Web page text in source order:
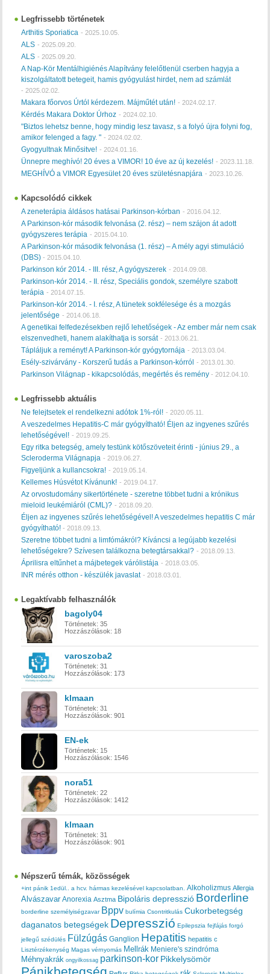
Legfrissebb történetek
Arthitis Sporiatica - 2025.10.05.
ALS - 2025.09.20.
ALS - 2025.09.20.
A Nap-Kör Mentálhigiénés Alapítvány felelőtlenül cserben hagyja a
kiszolgáltatott betegeit, hamis gyógyulást hirdet, nem ad számlát
- 2025.02.02.
Makara főorvos Úrtól kérdezem. Májműtét után! - 2024.02.17.
Kérdés Makara Doktor Úrhoz - 2024.02.10.
"Biztos lehetsz benne, hogy mindig lesz tavasz, s a folyó újra folyni fog,
amikor felenged a fagy. " - 2024.02.02.
Gyogyultnak Minősitve! - 2024.01.16.
Ünnepre meghívó! 20 éves a VIMOR! 10 éve az új kezelés! - 2023.11.18.
MEGHÍVÓ a VIMOR Egyesület 20 éves születésnapjára - 2023.10.26.
Kapcsolódó cikkek
A zeneterápia áldásos hatásai Parkinson-kórban - 2016.04.12.
A Parkinson-kór második felvonása (2. rész) – nem szájon át adott
gyógyszeres terápia - 2015.04.10.
A Parkinson-kór második felvonása (1. rész) – A mély agyi stimuláció
(DBS)- 2015.04.10.
Parkinson kór 2014. - III. rész, A gyógyszerek - 2014.09.08.
Parkinson-kór 2014. - II. rész, Speciális gondok, személyre szabott
terápia - 2014.07.15.
Parkinson-kór 2014. - I. rész, A tünetek sokfélesége és a mozgás
jelentősége - 2014.06.18.
A genetikai felfedezésekben rejlő lehetőségek - Az ember már nem csak
elszenvedheti, hanem alakíthatja is sorsát - 2013.06.21.
Tápláljuk a reményt! A Parkinson-kór gyógytornája - 2013.03.04.
Esély-szivárvány - Korszerű tudás a Parkinson-kórról - 2013.01.30.
Parkinson Világnap - kikapcsolódás, megértés és remény- 2012.04.10.
Legfrissebb aktuális
Ne felejtsetek el rendelkezni adótok 1%-ról! - 2020.05.11.
A veszedelmes Hepatitis-C már gyógyítható! Éljen az ingyenes szűrés
lehetőségével! - 2019.09.25.
Egy ritka betegség, amely testünk kötőszöveteit érinti - június 29., a
Scleroderma Világnapja - 2019.06.27.
Figyeljünk a kullancsokra! - 2019.05.14.
Kellemes Húsvétot Kívánunk! - 2019.04.17.
Az orvostudomány sikertörténete - szeretne többet tudni a krónikus
mieloid leukémiáról (CML)? - 2018.09.20.
Éljen az ingyenes szűrés lehetőségével! A veszedelmes hepatitis C már
gyógyítható!- 2018.09.13.
Szeretne többet tudni a limfómákról? Kíváncsi a legújabb kezelési
lehetőségekre? Szívesen találkozna betegtársakkal? - 2018.09.13.
Áprilisra eltűnhet a májbetegek várólistája - 2018.03.05.
INR mérés otthon - készülék javaslat - 2018.03.01.
Legaktívabb felhasználók
bagoly04
Történetek: 35
Hozzászólások: 18
varoszoba2
Történetek: 31
Hozzászólások: 173
klmaan
Történetek: 31
Hozzászólások: 901
EN-ek
Történetek: 15
Hozzászólások: 1546
nora51
Történetek: 22
Hozzászólások: 1412
klmaan
Történetek: 31
Hozzászólások: 901
Népszerű témák, közösségek
+int pánik 1edül.. a hcv. hármas kezelésével kapcsolatban. Alkoholizmus Allergia
Alvászavar Anorexia Asztma Bipoláris depresszió Borderline
borderline személyiségzavar Bppv bulímia Csontritkulás Cukorbetegség
daganatos betegségek Depresszió Epilepszia fejfájás forgó
jellegű szédülés Fülzúgás Ganglion Hepatitis hepatitis c
Lisztérzékenység Magas vérnyomás Mellrák Meniere's szindróma
Méhnyakrák ongyilkossag parkinson-kor Pikkelysömör